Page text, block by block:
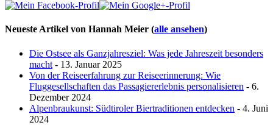
Neueste Artikel von Hannah Meier (alle ansehen)
Die Ostsee als Ganzjahresziel: Was jede Jahreszeit besonders
macht - 13. Januar 2025
Von der Reiseerfahrung zur Reiseerinnerung: Wie
Fluggesellschaften das Passagiererlebnis personalisieren - 6.
Dezember 2024
Alpenbraukunst: Südtiroler Biertraditionen entdecken - 4. Juni
2024